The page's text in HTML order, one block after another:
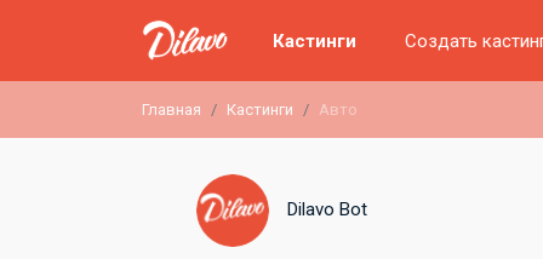
Кастинги Создать
Главная Кастинги Авто
Dilavo Bot